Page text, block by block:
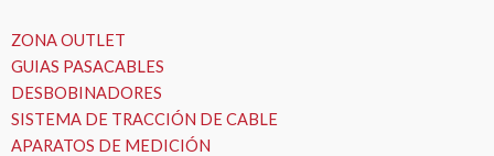
ZONA OUTLET
GUIAS PASACABLES
DESBOBINADORES
SISTEMA DE TRACCIÓN DE CABLE
APARATOS DE MEDICIÓN